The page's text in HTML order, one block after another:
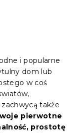
i popularne
dom lub
w coś
także
pierwotne
prostotę